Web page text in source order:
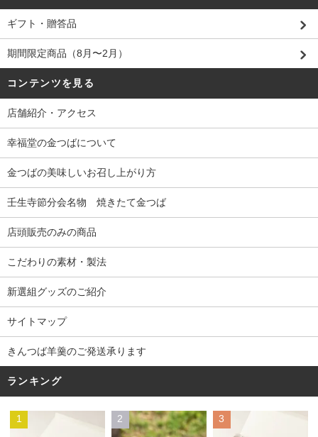
ギフト・贈答品
期間限定商品（8月〜2月）
コンテンツを見る
店舗紹介・アクセス
幸福堂の金つばについて
金つばの美味しいお召し上がり方
壬生寺節分会名物 焼きたて金つば
店頭販売のみの商品
こだわりの素材・製法
新選組グッズのご紹介
サイトマップ
きんつば羊羹のご発送承ります
ランキング
1 2 3